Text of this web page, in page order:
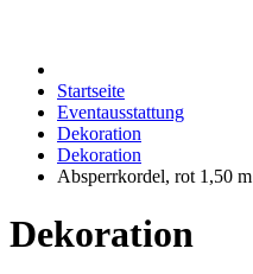
Startseite
Eventausstattung
Dekoration
Dekoration
Absperrkordel, rot 1,50 m
Dekoration